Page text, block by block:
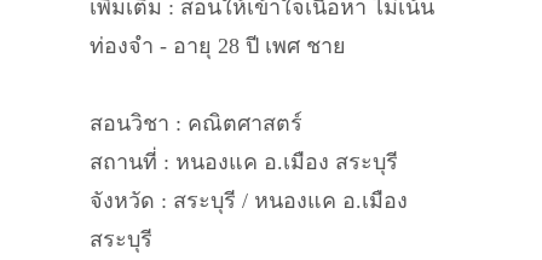
เพิ่มเติม : สอนให้เข้าใจเนื้อหา ไม่เน้น
ท่องจำ - อายุ 28 ปี เพศ ชาย
สอนวิชา : คณิตศาสตร์
สถานที่ : หนองแค อ.เมือง สระบุรี
จังหวัด : สระบุรี / หนองแค อ.เมือง
สระบุรี